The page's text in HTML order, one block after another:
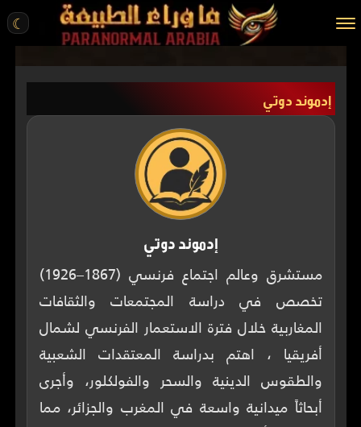
☾
الرئيسية
مقالات
عن الموقع
ENGLISH
إدموند دوتي
إدموند دوتي
مستشرق وعالم اجتماع فرنسي (1867–1926)
تخصص في دراسة المجتمعات والثقافات
المغاربية خلال فترة الاستعمار الفرنسي لشمال
أفريقيا ، اهتم بدراسة المعتقدات الشعبية
والطقوس الدينية والسحر والفولكلور، وأجرى
أبحاثاً ميدانية واسعة في المغرب والجزائر، مما